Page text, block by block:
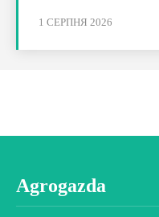
1 СЕРПНЯ 2026
Agrogazda